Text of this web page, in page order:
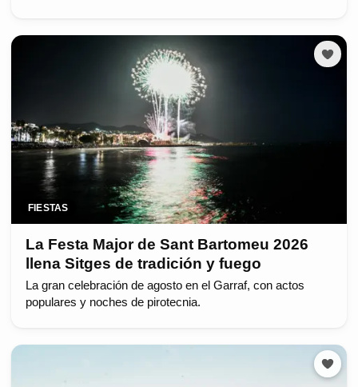
FIESTAS
La Festa Major de Sant Bartomeu 2026
llena Sitges de tradición y fuego
La gran celebración de agosto en el Garraf, con actos
populares y noches de pirotecnia.